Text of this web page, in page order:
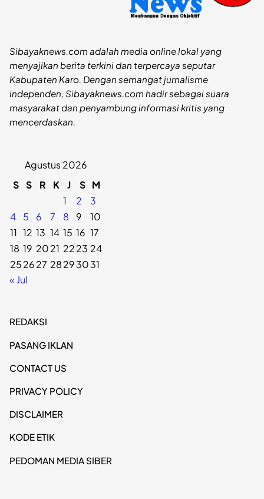
Sibayaknews.com adalah media online lokal yang
menyajikan berita terkini dan terpercaya seputar
Kabupaten Karo. Dengan semangat jurnalisme
independen, Sibayaknews.com hadir sebagai suara
masyarakat dan penyambung informasi kritis yang
mencerdaskan.
Agustus 2026
S S R K J S M
1
2
3
4
5 6 7 8 9
10
11 12 13 14 15 16 17
18 19 2021 2223 24
252627 28293031
« Jul
REDAKSI
PASANG IKLAN
CONTACT US
PRIVACY POLICY
DISCLAIMER
KODE ETIK
PEDOMAN MEDIA SIBER